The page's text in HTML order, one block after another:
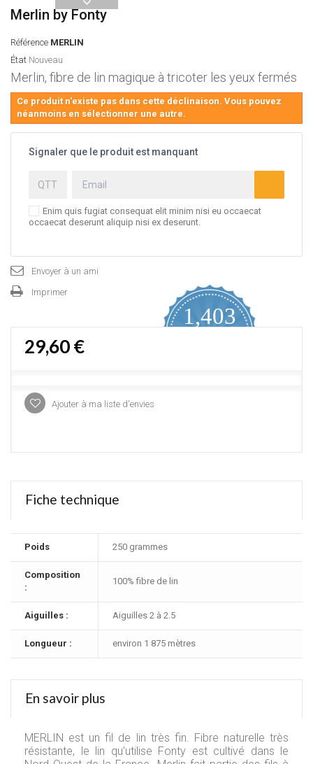
Merlin by Fonty
Référence MERLIN
État Nouveau
Merlin, fibre de lin magique à tricoter les yeux fermés
Ce produit n'existe pas dans cette déclinaison. Vous pouvez
néanmoins en sélectionner une autre.
Signaler que le produit est manquant
Enim quis fugiat consequat elit minim nisi eu occaecat
occaecat deserunt aliquip nisi ex deserunt.
Envoyer à un ami
1,403
Imprimer
29,60 €
Ajouter à ma liste d'envies
Fiche technique
Poids 250 grammes
Composition
:
100% fibre de lin
Aiguilles : Aiguilles 2 à 2.5
Longueur : environ 1 875 mètres
En savoir plus
MERLIN est un fil de lin très fin. Fibre naturelle très
résistante, le lin qu’utilise Fonty est cultivé dans le